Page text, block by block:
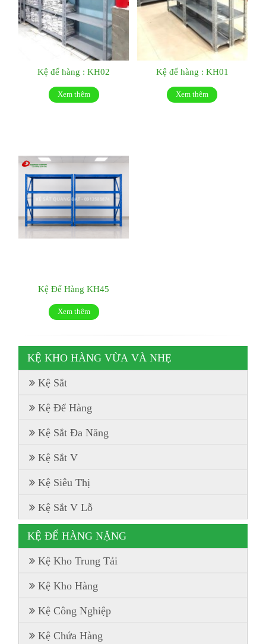
Kệ để hàng : KH02
Xem thêm
Kệ để hàng : KH01
Xem thêm
Kệ Để Hàng KH45
Xem thêm
KỆ KHO HÀNG VỪA VÀ NHẸ
Kệ Sắt
Kệ Để Hàng
Kệ Sắt Đa Năng
Kệ Sắt V
Kệ Siêu Thị
Kệ Sắt V Lỗ
KỆ ĐỂ HÀNG NẶNG
Kệ Kho Trung Tải
Kệ Kho Hàng
Kệ Công Nghiệp
Kệ Chứa Hàng